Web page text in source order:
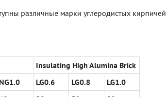
различные марки углеродистых кирпичей
Insulating High Alumina Brick
NG1.0 LG0.6 LG0.8
LG1.0